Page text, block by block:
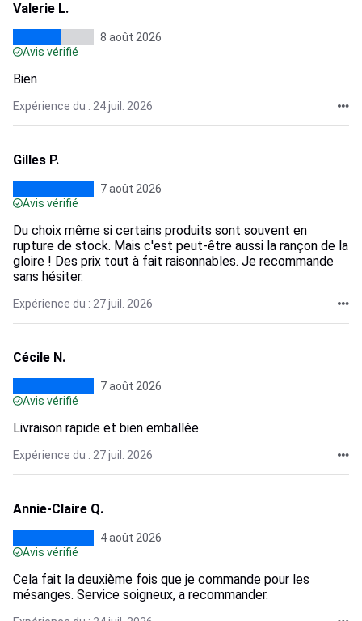
Valerie L.
8 août 2026
Avis vérifié
Bien
Expérience du : 24 juil. 2026
Gilles P.
7 août 2026
Avis vérifié
Du choix même si certains produits sont souvent en
rupture de stock. Mais c'est peut-être aussi la rançon de la
gloire ! Des prix tout à fait raisonnables. Je recommande
sans hésiter.
Expérience du : 27 juil. 2026
Cécile N.
7 août 2026
Avis vérifié
Livraison rapide et bien emballée
Expérience du : 27 juil. 2026
Annie-Claire Q.
4 août 2026
Avis vérifié
Cela fait la deuxième fois que je commande pour les
mésanges. Service soigneux, a recommander.